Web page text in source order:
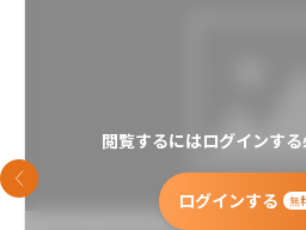
閲覧するにはログインする
ログインする 無
前のスライド